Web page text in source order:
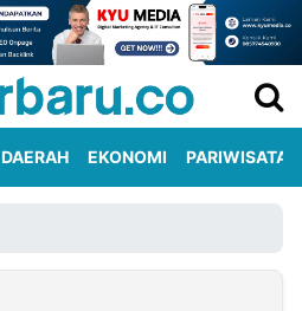
DAERAH EKONOMI PARIWISATA